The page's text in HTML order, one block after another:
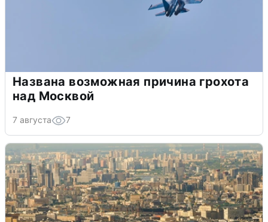
Названа возможная причина грохота
над Москвой
7 августа 7